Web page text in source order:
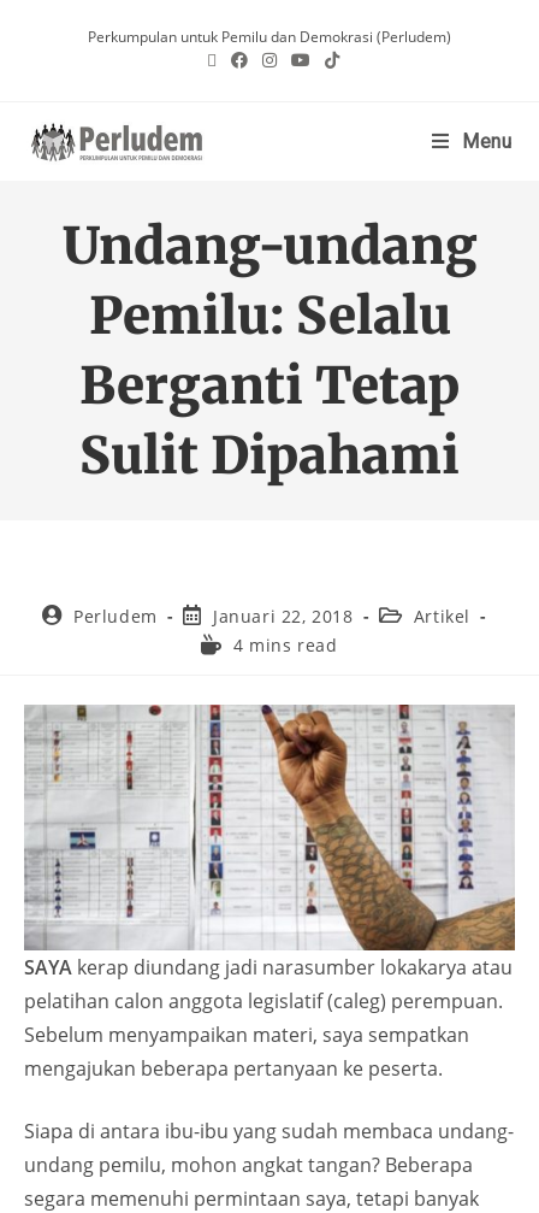
Perkumpulan untuk Pemilu dan Demokrasi (Perludem)
Menu
Undang-undang
Pemilu: Selalu
Berganti Tetap
Sulit Dipahami
Perludem Januari 22, 2018
Artikel
4 mins read
SAYA kerap diundang jadi narasumber lokakarya atau
pelatihan calon anggota legislatif (caleg) perempuan.
Sebelum menyampaikan materi, saya sempatkan
mengajukan beberapa pertanyaan ke peserta.
Siapa di antara ibu-ibu yang sudah membaca undang-
undang pemilu, mohon angkat tangan? Beberapa
segara memenuhi permintaan saya, tetapi banyak